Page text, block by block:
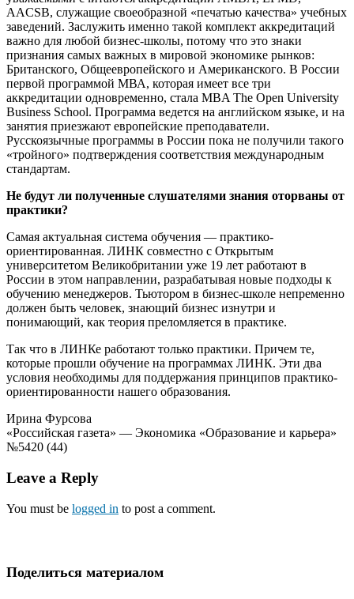
AACSB, служащие своеобразной «печатью качества» учебных
заведений. Заслужить именно такой комплект аккредитаций
важно для любой бизнес-школы, потому что это знаки
признания самых важных в мировой экономике рынков:
Британского, Общеевропейского и Американского. В России
первой программой МВА, которая имеет все три
аккредитации одновременно, стала MBA The Open University
Business School. Программа ведется на английском языке, и на
занятия приезжают европейские преподаватели.
Русскоязычные программы в России пока не получили такого
«тройного» подтверждения соответствия международным
стандартам.
Не будут ли полученные слушателями знания оторваны от
практики?
Самая актуальная система обучения — практико-
ориентированная. ЛИНК совместно с Открытым
университетом Великобритании уже 19 лет работают в
России в этом направлении, разрабатывая новые подходы к
обучению менеджеров. Тьютором в бизнес-школе непременно
должен быть человек, знающий бизнес изнутри и
понимающий, как теория преломляется в практике.
Так что в ЛИНКе работают только практики. Причем те,
которые прошли обучение на программах ЛИНК. Эти два
условия необходимы для поддержания принципов практико-
ориентированности нашего образования.
Ирина Фурсова
«Российская газета» — Экономика «Образование и карьера»
№5420 (44)
Leave a Reply
You must be logged in to post a comment.
Поделиться материалом